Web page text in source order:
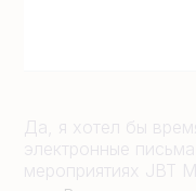
Да, я хотел бы
электронные
мероприятиях JBT